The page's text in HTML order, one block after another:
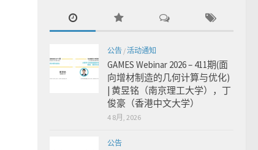
公告 /活动通知
GAMES Webinar 2026 – 411期(面
向增材制造的几何计算与优化)
| 黄昱铭（南京理工大学），丁
俊豪（香港中文大学）
4 8月, 2026
公告